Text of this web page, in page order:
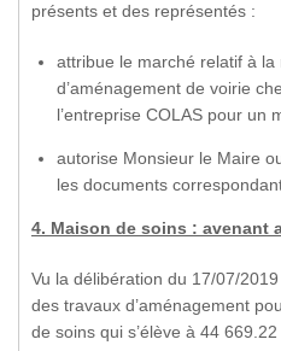
présents et des représentés :
attribue le marché relatif à
d’aménagement de voirie
l’entreprise COLAS pour un
autorise Monsieur le Maire
les documents
4. Maison de soins : avenant
Vu la délibération du 17/07/
des travaux d’aménagement
de soins qui s’élève à 44 669.22